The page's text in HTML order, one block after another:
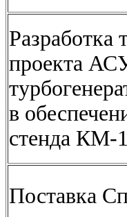
Разработка
проекта
в
стенда КМ-1
Поставка